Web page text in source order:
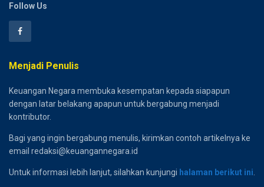
Follow Us
Menjadi Penulis
Keuangan Negara membuka kesempatan kepada siapapun
dengan latar belakang apapun untuk bergabung menjadi
kontributor.
Bagi yang ingin bergabung menulis, kirimkan contoh artikelnya ke
email redaksi@keuangannegara.id
Untuk informasi lebih lanjut, silahkan kunjungi halaman berikut ini